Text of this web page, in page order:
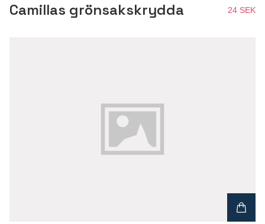
Camillas grönsakskrydda 24 SEK